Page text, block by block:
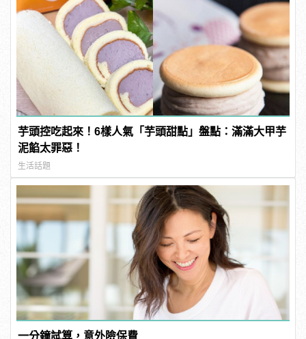
芋頭控吃起來！6樣人氣「芋頭甜點」盤點：滿滿大甲芋
泥餡太罪惡！
生活話題
一分鐘試算，意外險保費